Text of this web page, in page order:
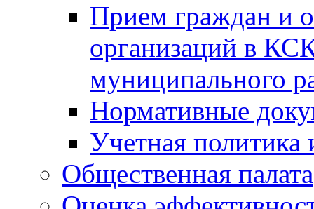
Прием граждан и
организаций в
муниципального
Нормативные
Учетная политика
Общественная палата